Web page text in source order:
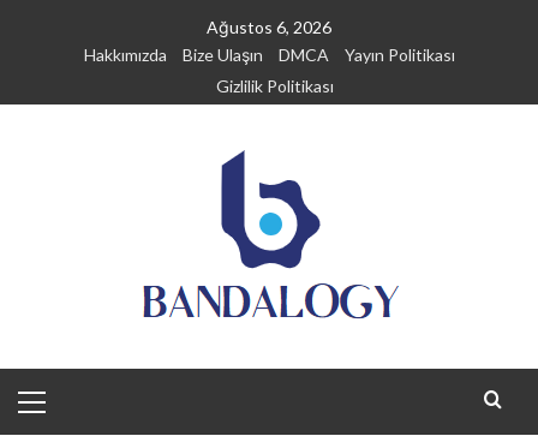
Ağustos 6, 2026
Hakkımızda
Bize Ulaşın DMCA
Yayın Politikası
Gizlilik Politikası
Menu